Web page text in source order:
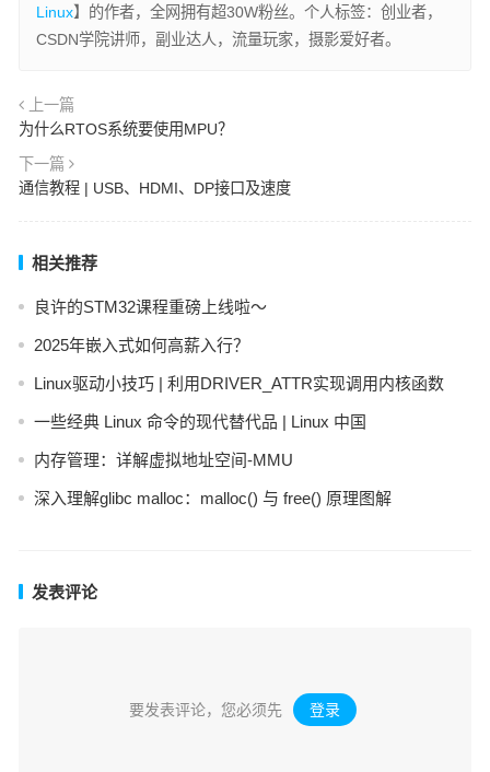
Linux】的作者，全网拥有超30W粉丝。个人标签：创业者，
CSDN学院讲师，副业达人，流量玩家，摄影爱好者。
上一篇
为什么RTOS系统要使用MPU？
下一篇
通信教程 | USB、HDMI、DP接口及速度
相关推荐
良许的STM32课程重磅上线啦～
2025年嵌入式如何高薪入行？
Linux驱动小技巧 | 利用DRIVER_ATTR实现调用内核函数
一些经典 Linux 命令的现代替代品 | Linux 中国
内存管理：详解虚拟地址空间-MMU
深入理解glibc malloc：malloc() 与 free() 原理图解
发表评论
要发表评论，您必须先 登录 。